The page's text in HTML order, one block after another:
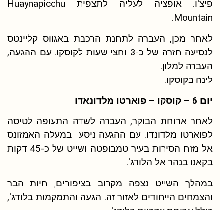
פיצ'ו. אופציה לעליה לתצפית Huaynapicchu
Mountain.
לאחר מכן, העברה לתחנת הרכבת באגווס קליינטס
לנסיעה חזרה של כ-3 וחצי שעות לקוסקו. עם ההגעה,
העברה למלון.
לינה בקוסקו.
יום 6 – קוסקו – פוארטו מלדונאדו
לאחר ארוחת הבוקר, העברה לשדה התעופה לטיסה
לפוארטו מלדונדו. עם ההגעה ניסע במעלה האמזונס
אל מזח הסירות בעיר טמבופטה ושייט של כ-45 דקות
בקאנו בנהר אל הלודג'.
במהלך השייט נצפה מקרוב בציפורים, חיות הבר
והצמחים הייחודים לאזור זה. הגעה והתמקמות בלודג',